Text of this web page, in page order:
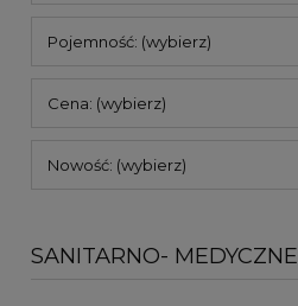
Pojemność: (wybierz)
Cena: (wybierz)
Nowość: (wybierz)
SANITARNO- MEDYCZNE